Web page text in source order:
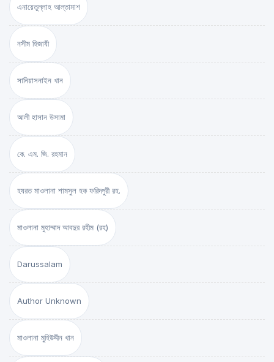
এনায়েতুল্লাহ আল্‌তামাশ
নসীম হিজাযী
সানিয়াসনাইন খান
আলী হাসান উসামা
কে. এম. জি. রহমান
হযরত মাওলানা শামসুল হক ফরিদপুরী রহ.
মাওলানা মুহাম্মাদ আবদুর রহীম (রহ)
Darussalam
Author Unknown
মাওলানা মুহিউদ্দীন খান